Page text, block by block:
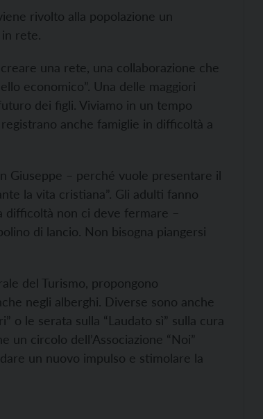
rivolto alla popolazione un
rete.
una rete, una collaborazione che
economico”. Una delle maggiori
dei figli. Viviamo in un tempo
anche famiglie in difficoltà a
Giuseppe – perché vuole presentare il
la vita cristiana”. Gli adulti fanno
difficoltà non ci deve fermare –
di lancio. Non bisogna piangersi
del Turismo, propongono
negli alberghi. Diverse sono anche
o le serata sulla “Laudato sì” sulla cura
un circolo dell’Associazione “Noi”
un nuovo impulso e stimolare la